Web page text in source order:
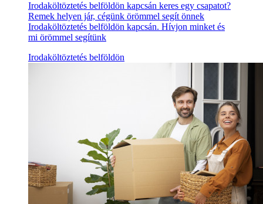
Irodaköltöztetés belföldön kapcsán keres egy csapatot?
Remek helyen jár, cégünk örömmel segít önnek
Irodaköltöztetés belföldön kapcsán. Hívjon minket és
mi örömmel segítünk
Irodaköltöztetés belföldön